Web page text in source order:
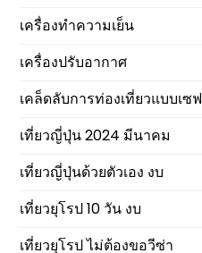
เครื่องทำความเย็น
เครื่องปรับอากาศ
เคล็ดลับการท่องเที่ยวแบบเซฟ
เที่ยวญี่ปุ่น 2024 มีนาคม
เที่ยวญี่ปุ่นด้วยตัวเอง งบ
เที่ยวยุโรป 10 วัน งบ
เที่ยวยุโรป ไม่ต้องขอวีซ่า